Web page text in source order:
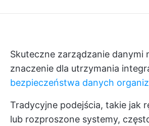
Skuteczne zarządzanie danymi
znaczenie dla utrzymania
bezpieczeństwa danych
Tradycyjne podejścia, takie jak
lub rozproszone systemy,